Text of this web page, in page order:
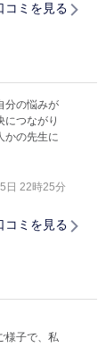
コミを見る
分の悩みが
につながり
かの先生に
日 22時25分
コミを見る
様子で、私